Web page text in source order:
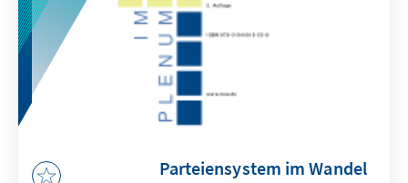
Parteiensystem im Wandel